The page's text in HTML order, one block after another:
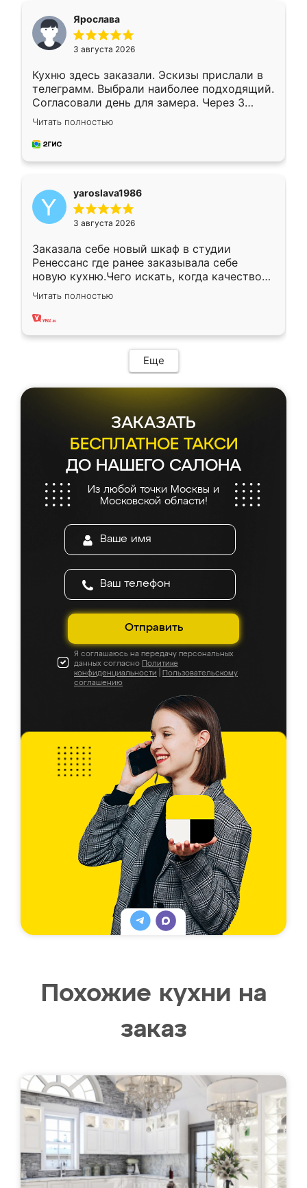
Ярослава
3 августа 2026
Кухню здесь заказали. Эскизы прислали в
телеграмм. Выбрали наиболее подходящий.
Согласовали день для замера. Через 3
недели кухня была уже готова. Остались
довольны работой. Спасибо Ренессанс
мебель за качественную работу!
Читать полностью
yaroslava1986
3 августа 2026
Заказала себе новый шкаф в студии
Ренессанс где ранее заказывала себе
новую кухню.Чего искать, когда качеством
вполне довольна. Служит кухня уже почти
два года, нареканий нет.
Читать полностью
Еще
ЗАКАЗАТЬ
БЕСПЛАТНОЕ ТАКСИ
ДО НАШЕГО САЛОНА
Из любой точки Москвы и
Московской области!
Отправить
Я соглашаюсь на передачу персональных
данных согласно Политике
конфиденциальности
Пользовательскому
соглашению
Похожие кухни на
заказ